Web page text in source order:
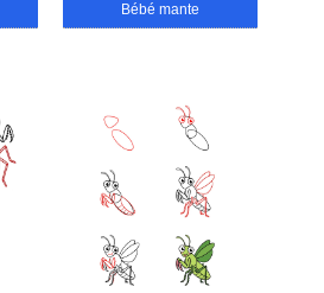
Bébé mante